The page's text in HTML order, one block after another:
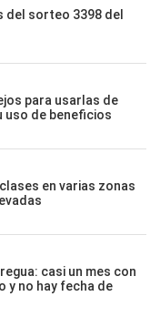
del sorteo 3398 del
para usarlas de
uso de beneficios
en varias zonas
casi un mes con
y no hay fecha de